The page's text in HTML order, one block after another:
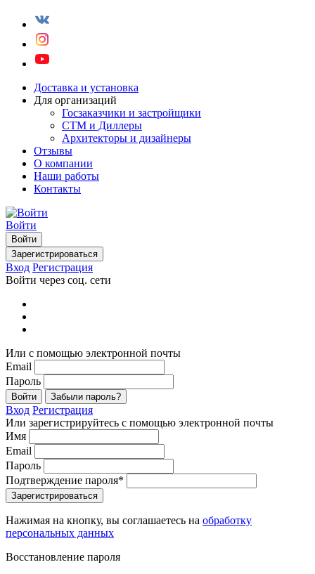
Доставка и установка
Для организаций
Госзаказчики и застройщики
СТМ и Диллеры
Архитекторы и дизайнеры
Отзывы
О компании
Наши работы
Контакты
Войти
Войти
Зарегистрироваться
Вход Регистрация
Войти через соц. сети
Или с помощью электронной почты
Email
Пароль
Войти Забыли пароль?
Вход Регистрация
Или зарегистрируйтесь с помощью электронной почты
Имя
Email
Пароль
Подтверждение пароля*
Зарегистрироваться
Нажимая на кнопку, вы соглашаетесь на обработку
персональных данных
Восстановление пароля